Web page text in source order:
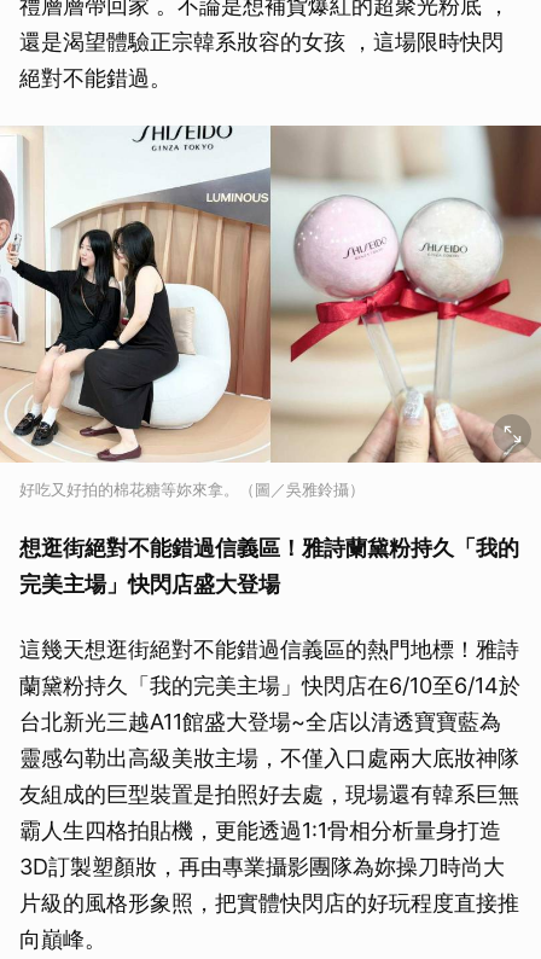
還是渴望體驗正宗韓系妝容的女孩 ，這場限時快閃
絕對不能錯過。
好吃又好拍的棉花糖等妳來拿。（圖／吳雅鈴攝）
想逛街絕對不能錯過信義區！雅詩蘭黛粉持久「我的
完美主場」快閃店盛大登場
這幾天想逛街絕對不能錯過信義區的熱門地標！雅詩
蘭黛粉持久「我的完美主場」快閃店在6/10至6/14於
台北新光三越A11館盛大登場~全店以清透寶寶藍為
靈感勾勒出高級美妝主場，不僅入口處兩大底妝神隊
友組成的巨型裝置是拍照好去處，現場還有韓系巨無
霸人生四格拍貼機，更能透過1:1骨相分析量身打造
3D訂製塑顏妝，再由專業攝影團隊為妳操刀時尚大
片級的風格形象照，把實體快閃店的好玩程度直接推
向巔峰。
取消